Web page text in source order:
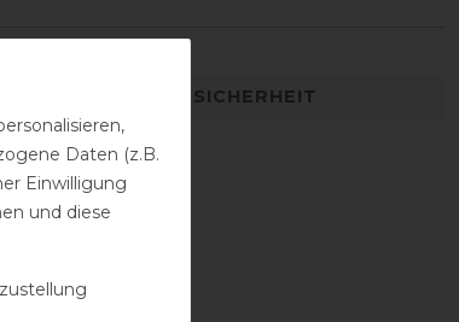
ZUR PRODUKTSICHERHEIT
Daten (z.B.
Einwilligung
und diese